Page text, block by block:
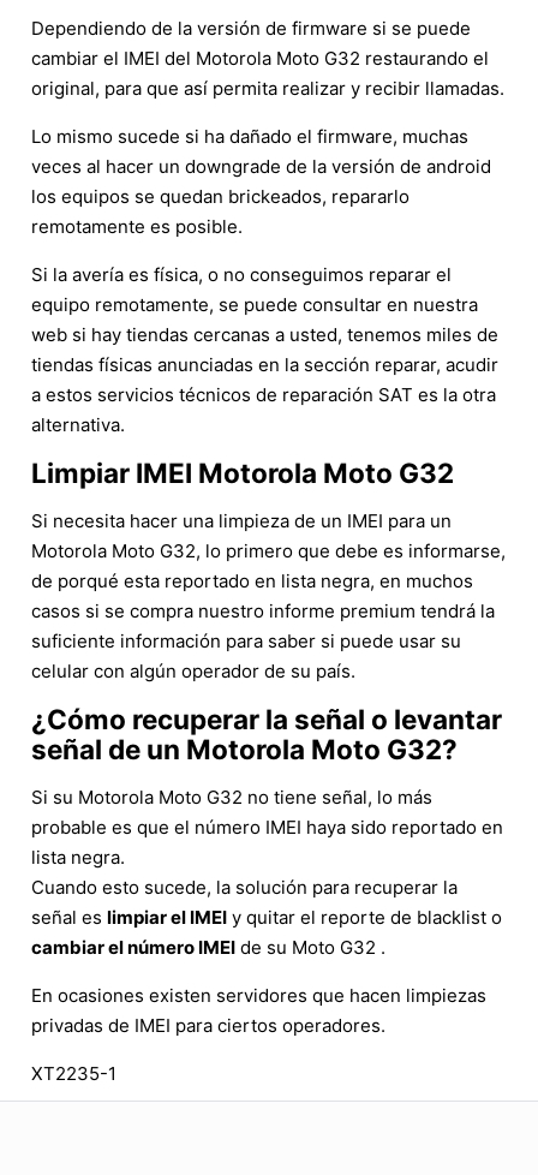
Dependiendo de la versión de firmware si se puede
cambiar el IMEI del Motorola Moto G32 restaurando el
original, para que así permita realizar y recibir llamadas.
Lo mismo sucede si ha dañado el firmware, muchas
veces al hacer un downgrade de la versión de android
los equipos se quedan brickeados, repararlo
remotamente es posible.
Si la avería es física, o no conseguimos reparar el
equipo remotamente, se puede consultar en nuestra
web si hay tiendas cercanas a usted, tenemos miles de
tiendas físicas anunciadas en la sección reparar, acudir
a estos servicios técnicos de reparación SAT es la otra
alternativa.
Limpiar IMEI Motorola Moto G32
Si necesita hacer una limpieza de un IMEI para un
Motorola Moto G32, lo primero que debe es informarse,
de porqué esta reportado en lista negra, en muchos
casos si se compra nuestro informe premium tendrá la
suficiente información para saber si puede usar su
celular con algún operador de su país.
¿Cómo recuperar la señal o levantar
señal de un Motorola Moto G32?
Si su Motorola Moto G32 no tiene señal, lo más
probable es que el número IMEI haya sido reportado en
lista negra.
Cuando esto sucede, la solución para recuperar la
señal es limpiar el IMEI y quitar el reporte de blacklist o
cambiar el número IMEI de su Moto G32 .
En ocasiones existen servidores que hacen limpiezas
privadas de IMEI para ciertos operadores.
XT2235-1